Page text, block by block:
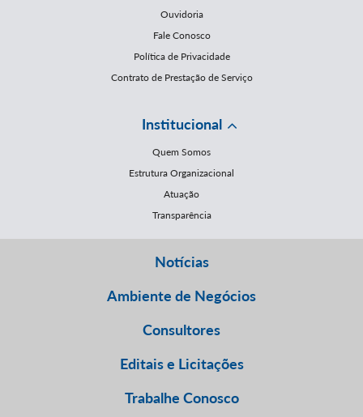
Ouvidoria
Fale Conosco
Política de Privacidade
Contrato de Prestação de Serviço
Institucional
Quem Somos
Estrutura Organizacional
Atuação
Transparência
Notícias
Ambiente de Negócios
Consultores
Editais e Licitações
Trabalhe Conosco